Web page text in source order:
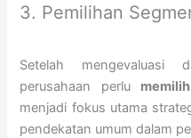
3. Pemilihan
Setelah mengevaluasi
perusahaan perlu
menjadi fokus utama
pendekatan umum dalam